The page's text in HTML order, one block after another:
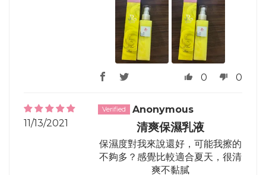
0 0
11/13/2021
Anonymous
清爽保濕乳液
保濕度對我來說還好，可能我擦的
不夠多？感覺比較適合夏天，很清
爽不黏膩